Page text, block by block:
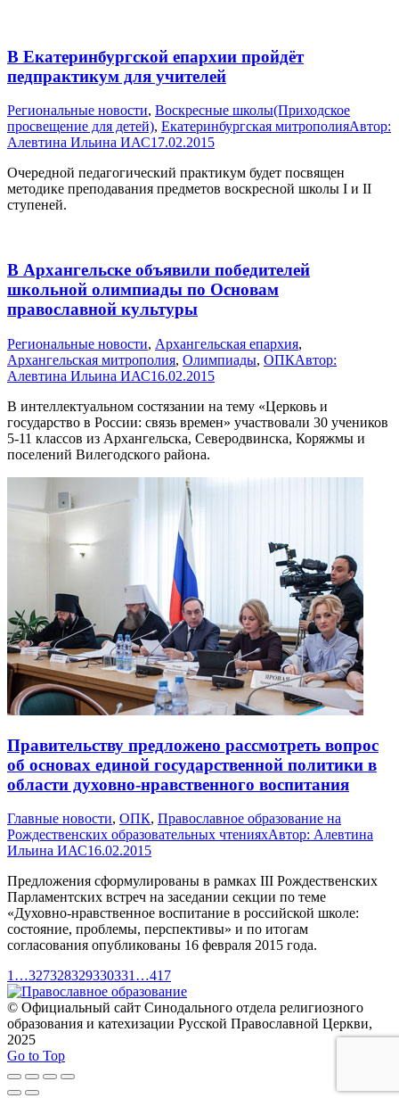
В Екатеринбургской епархии пройдёт
педпрактикум для учителей
Pегиональные новости, Воскресные школы(Приходское
просвещение для детей), Екатеринбургская митрополияАвтор:
Алевтина Ильина ИАС17.02.2015
Очередной педагогический практикум будет посвящен
методике преподавания предметов воскресной школы I и II
ступеней.
В Архангельске объявили победителей
школьной олимпиады по Основам
православной культуры
Pегиональные новости, Архангельская епархия,
Архангельская митрополия, Олимпиады, ОПКАвтор:
Алевтина Ильина ИАС16.02.2015
В интеллектуальном состязании на тему «Церковь и
государство в России: связь времен» участвовали 30 учеников
5-11 классов из Архангельска, Северодвинска, Коряжмы и
поселений Вилегодского района.
Правительству предложено рассмотреть вопрос
об основах единой государственной политики в
области духовно-нравственного воспитания
Главные новости, ОПК, Православное образование на
Рождественских образовательных чтенияхАвтор: Алевтина
Ильина ИАС16.02.2015
Предложения сформулированы в рамках III Рождественских
Парламентских встреч на заседании секции по теме
«Духовно-нравственное воспитание в российской школе:
состояние, проблемы, перспективы» и по итогам
согласования опубликованы 16 февраля 2015 года.
1 …327328329330331 …417
© Официальный сайт Синодального отдела религиозного
образования и катехизации Русской Православной Церкви,
2025
Go to Top